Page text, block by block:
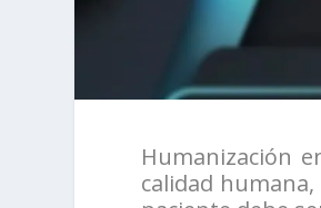
Humanización
calidad